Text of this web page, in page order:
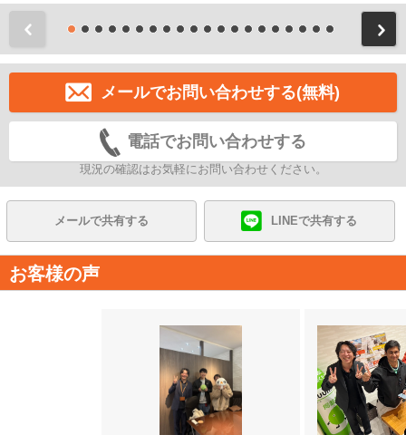
メールでお問い合わせする(無料)
電話でお問い合わせする
現況の確認はお気軽にお問い合わせください。
メールで共有する LINEで共有する
お客様の声